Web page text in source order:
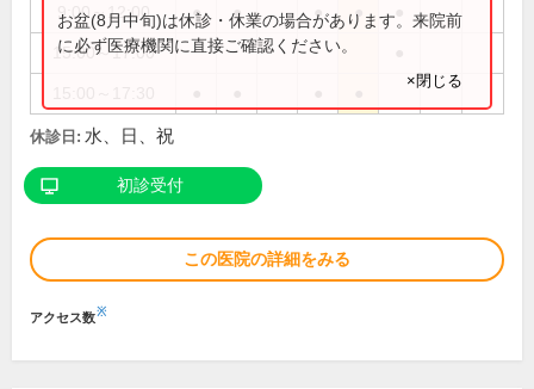
9:00～12:00 ● ● ● ●
15:00～17:00
お盆(8月中旬)は休診・休業の場合があります。来院前
に必ず医療機関に直接ご確認ください。
×閉じる
休診日: 水、日、祝
初診受付
この医院の詳細をみる
アクセス数※